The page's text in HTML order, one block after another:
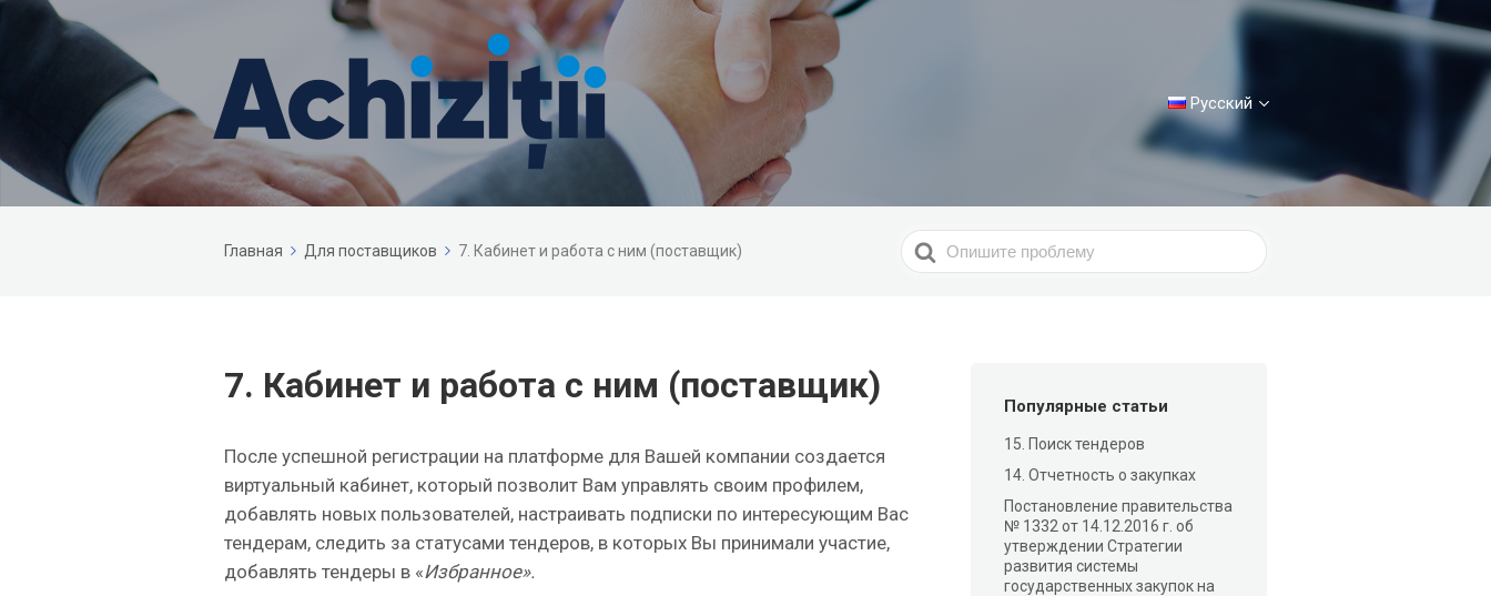
Русский
Главная Для поставщиков 7. Кабинет и работа с ним (поставщик)
Search
For
7. Кабинет и работа с ним (поставщик)
После успешной регистрации на платформе для Вашей компании создается
виртуальный кабинет, который позволит Вам управлять своим профилем,
добавлять новых пользователей, настраивать подписки по интересующим Вас
тендерам, следить за статусами тендеров, в которых Вы принимали участие,
добавлять тендеры в «Избранное».
Популярные статьи
15. Поиск тендеров
14. Отчетность о закупках
Постановление правительства
№ 1332 от 14.12.2016 г. об
утверждении Стратегии
развития системы
государственных закупок на